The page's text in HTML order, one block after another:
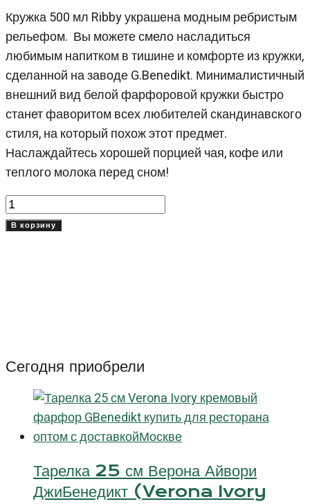
Кружка 500 мл Ribby украшена модным ребристым
рельефом. Вы можете смело насладиться
любимым напитком в тишине и комфорте из кружки,
сделанной на заводе G.Benedikt. Минималистичный
внешний вид белой фарфоровой кружки быстро
станет фаворитом всех любителей скандинавского
стиля, на который похож этот предмет.
Наслаждайтесь хорошей порцией чая, кофе или
теплого молока перед сном!
Количество
товара
В корзину
Сегодня приобрели
Тарелка 25 см Верона Айвори
ДжиБенедикт (Verona Ivory